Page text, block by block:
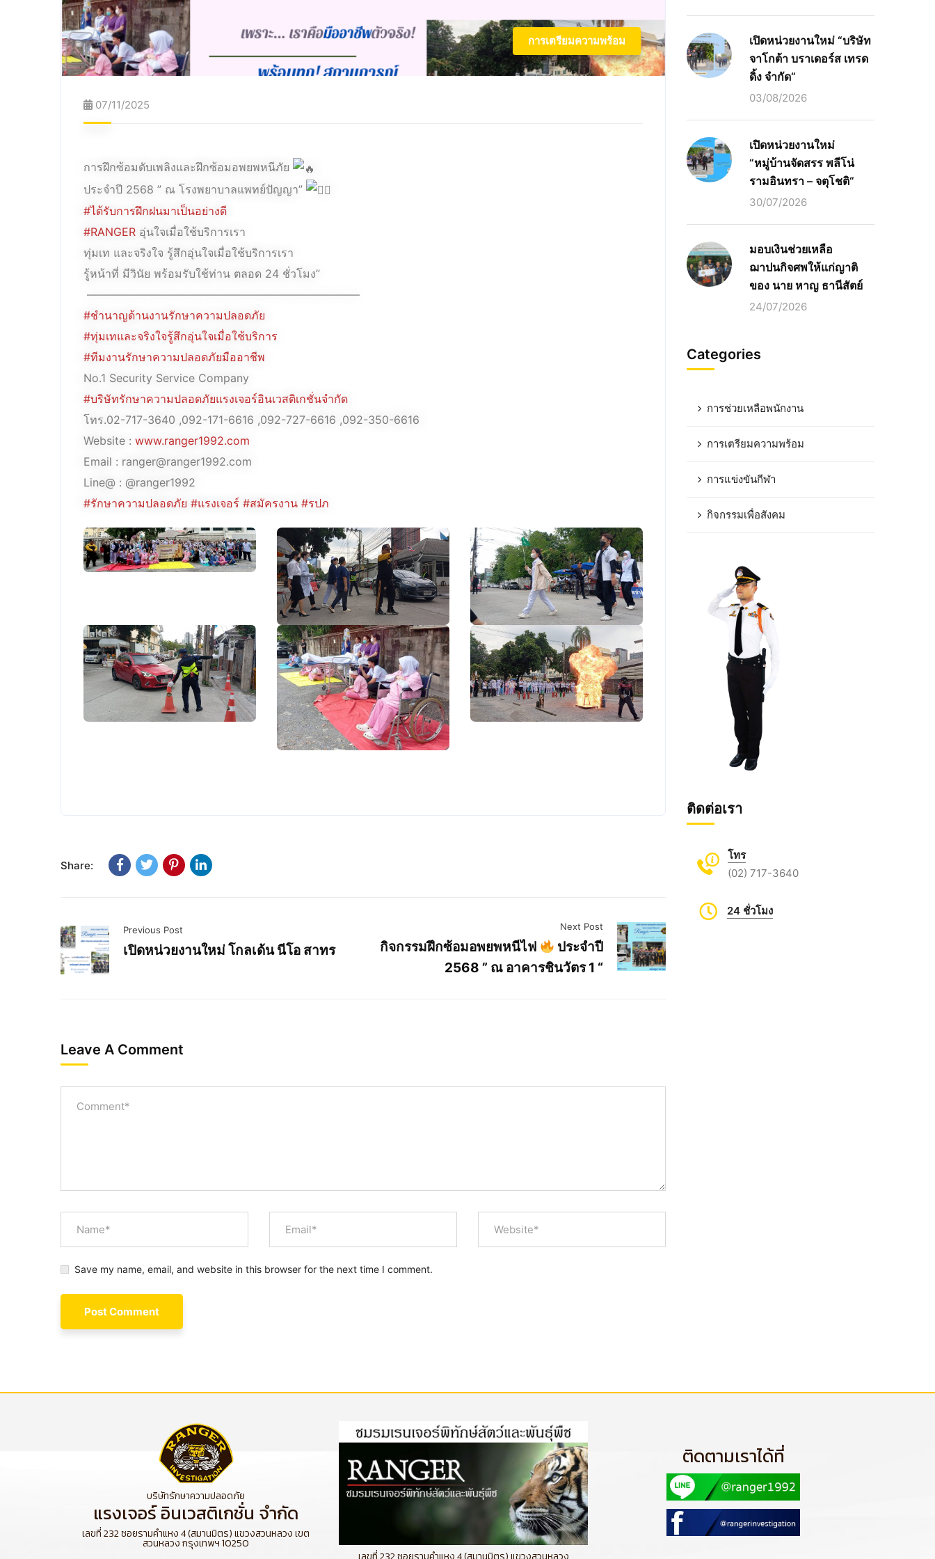
การเตรียมความพร้อม
07/11/2025
การฝึกซ้อมดับเพลิงและฝึกซ้อมอพยพหนีภัย
ประจำปี 2568 ” ณ โรงพยาบาลแพทย์ปัญญา”
#ได้รับการฝึกฝนมาเป็นอย่างดี
#RANGER อุ่นใจเมื่อใช้บริการเรา
ทุ่มเท และจริงใจ รู้สึกอุ่นใจเมื่อใช้บริการเรา
รู้หน้าที่ มีวินัย พร้อมรับใช้ท่าน ตลอด 24 ชั่วโมง”
————————————————————————–
#ชำนาญด้านงานรักษาความปลอดภัย
#ทุ่มเทและจริงใจรู้สึกอุ่นใจเมื่อใช้บริการ
#ทีมงานรักษาความปลอดภัยมืออาชีพ
No.1 Security Service Company
#บริษัทรักษาความปลอดภัยแรงเจอร์อินเวสติเกชั่นจำกัด
โทร.02-717-3640 ,092-171-6616 ,092-727-6616 ,092-350-6616
Website : www.ranger1992.com
Email : ranger@ranger1992.com
Line@ : @ranger1992
#รักษาความปลอดภัย #แรงเจอร์ #สมัครงาน #รปภ
Share:
Previous Post
เปิดหน่วยงานใหม่ โกลเด้น นีโอ สาทร
Next Post
กิจกรรมฝึกซ้อมอพยพหนีไฟ
ประจำปี
2568 ” ณ อาคารชินวัตร 1 “
Leave A Comment
Save my name, email, and website in this browser for the next time I comment.
เปิดหน่วยงานใหม่ “บริษัท
จาโกต้า บราเดอร์ส เทรด
ดิ้ง จำกัด“
03/08/2026
เปิดหน่วยงานใหม่
“หมู่บ้านจัดสรร พลีโน่
รามอินทรา – จตุโชติ“
30/07/2026
มอบเงินช่วยเหลือ
ฌาปนกิจศพให้แก่ญาติ
ของ นาย หาญ ธานีสัตย์
24/07/2026
Categories
การช่วยเหลือพนักงาน
การเตรียมความพร้อม
การแข่งขันกีฬา
กิจกรรมเพื่อสังคม
ติดต่อเรา
โทร
(02) 717-3640
24 ชั่วโมง
บริษัทรักษาความปลอดภัย
แรงเจอร์ อินเวสติเกชั่น จำกัด
เลขที่ 232 ซอยรามคำแหง 4 (สมานมิตร) แขวงสวนหลวง เขต
สวนหลวง กรุงเทพฯ 10250
ติดตามเราได้ที่